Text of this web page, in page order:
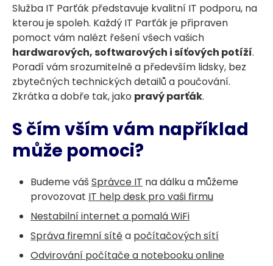
Služba IT Parťák představuje kvalitní IT podporu, na
kterou je spoleh. Každý IT Parťák je připraven
pomoct vám nalézt řešení všech vašich
hardwarových, softwarových i síťových potíží.
Poradí vám srozumitelně a především lidsky, bez
zbytečných technických detailů a poučování.
Zkrátka a dobře tak, jako pravý parťák.
S čím vším vám například
může pomoci?
Budeme váš Správce IT na dálku a můžeme
provozovat IT help desk pro vaši firmu
Nestabilní internet a pomalá WiFi
Správa firemní sítěa počítačových sítí
Odvirování počítače a notebooku online